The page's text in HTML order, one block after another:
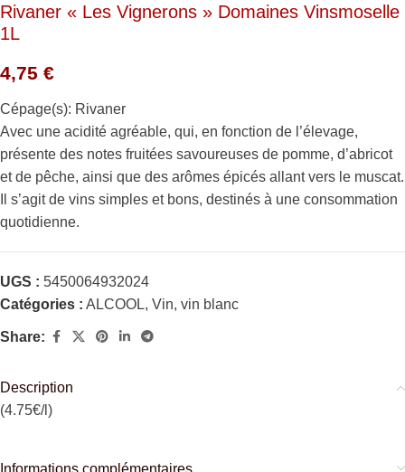
Rivaner « Les Vignerons » Domaines Vinsmoselle
1L
4,75 €
Cépage(s): Rivaner
Avec une acidité agréable, qui, en fonction de l’élevage,
présente des notes fruitées savoureuses de pomme, d’abricot
et de pêche, ainsi que des arômes épicés allant vers le muscat.
Il s’agit de vins simples et bons, destinés à une consommation
quotidienne.
UGS : 5450064932024
Catégories : ALCOOL, Vin, vin blanc
Share:
Description
(4.75€/l)
Informations complémentaires